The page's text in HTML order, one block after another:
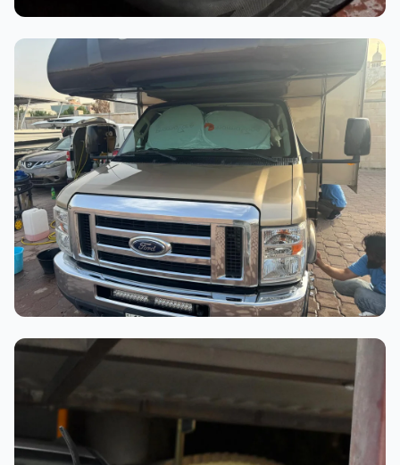
أثناء العمل
عملية الغسيل